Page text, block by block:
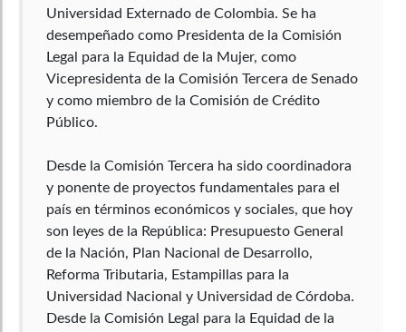
Universidad Externado de Colombia. Se ha
desempeñado como Presidenta de la Comisión
Legal para la Equidad de la Mujer, como
Vicepresidenta de la Comisión Tercera de Senado
y como miembro de la Comisión de Crédito
Público.
Desde la Comisión Tercera ha sido coordinadora
y ponente de proyectos fundamentales para el
país en términos económicos y sociales, que hoy
son leyes de la República: Presupuesto General
de la Nación, Plan Nacional de Desarrollo,
Reforma Tributaria, Estampillas para la
Universidad Nacional y Universidad de Córdoba.
Desde la Comisión Legal para la Equidad de la